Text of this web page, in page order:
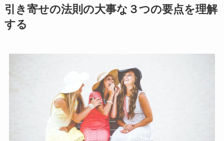
引き寄せの法則の大事な３つの要点を理解
する